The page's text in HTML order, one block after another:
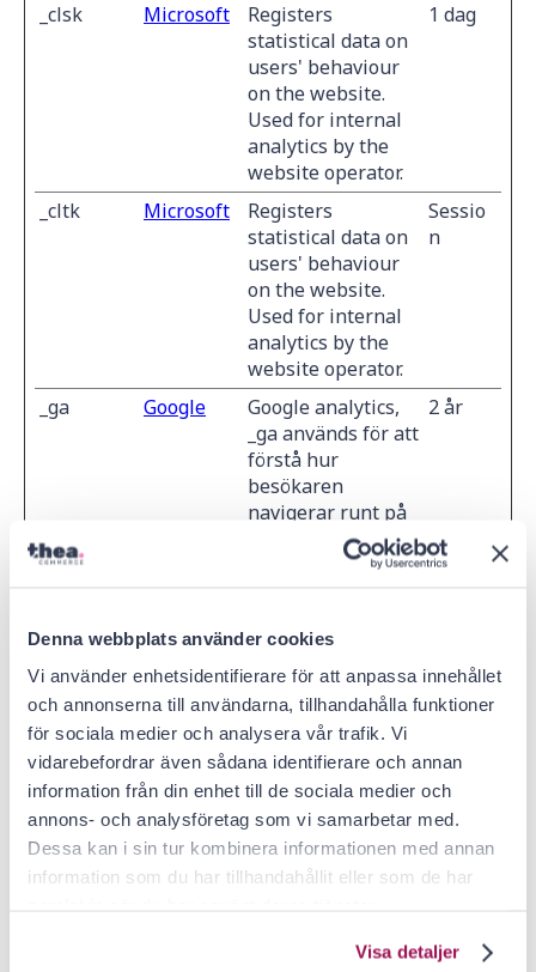
Denna webbplats använder cookies
Vi använder enhetsidentifierare för att anpassa innehållet
och annonserna till användarna, tillhandahålla funktioner
för sociala medier och analysera vår trafik. Vi
vidarebefordrar även sådana identifierare och annan
information från din enhet till de sociala medier och
annons- och analysföretag som vi samarbetar med.
Dessa kan i sin tur kombinera informationen med annan
information som du har tillhandahållit eller som de har
Visa detaljer
_clsk Microsoft
Registers
statistical data on
users' behaviour
on the website.
Used for internal
analytics by the
website operator.
1 dag
_cltk Microsoft
Registers
statistical data on
users' behaviour
on the website.
Used for internal
analytics by the
website operator.
Sessio
n
_ga Google
Google analytics,
_ga används för att
förstå hur
besökaren
navigerar runt på
webbplatsen
2 år
Used to send data
about the visitor's
behavior. Tracks
the visitor across
devices and
marketing
channels.
c.gif Microsoft
Collects data on
the user’s
navigation and
used to compile
Sessio
n